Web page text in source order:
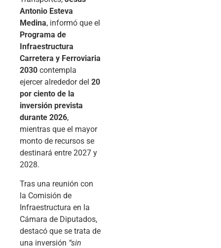
Antonio Esteva
Medina, informó que el
Programa de
Infraestructura
Carretera y Ferroviaria
2030 contempla
ejercer alrededor del 20
por ciento de la
inversión prevista
durante 2026,
mientras que el mayor
monto de recursos se
destinará entre 2027 y
2028.
Tras una reunión con
la Comisión de
Infraestructura en la
Cámara de Diputados,
destacó que se trata de
una inversión “sin